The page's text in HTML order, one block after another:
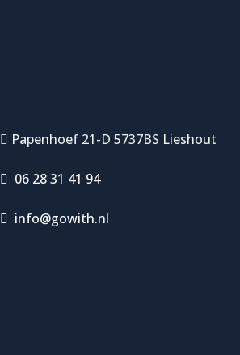
Papenhoef 21-D 5737BS Lieshout
06 28 31 41 94
info@gowith.nl